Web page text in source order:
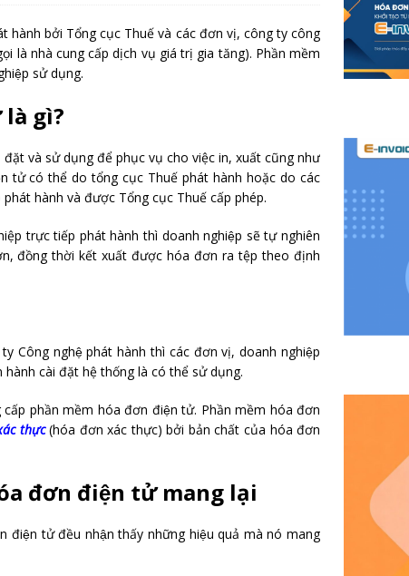
bởi Tổng cục Thuế và các đơn vị, công ty công
là nhà cung cấp dịch vụ giá trị gia tăng). Phần mềm
sử dụng.
gì?
và sử dụng để phục vụ cho việc in, xuất cũng như
tử có thể do tổng cục Thuế phát hành hoặc do các
hành và được Tổng cục Thuế cấp phép.
trực tiếp phát hành thì doanh nghiệp sẽ tự nghiên
đồng thời kết xuất được hóa đơn ra tệp theo định
Công nghệ phát hành thì các đơn vị, doanh nghiệp
cài đặt hệ thống là có thể sử dụng.
phần mềm hóa đơn điện tử. Phần mềm hóa đơn
thực(hóa đơn xác thực) bởi bản chất của hóa đơn
đơn điện tử mang lại
điện tử đều nhận thấy những hiệu quả mà nó mang